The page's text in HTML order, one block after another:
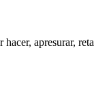
apresurar,